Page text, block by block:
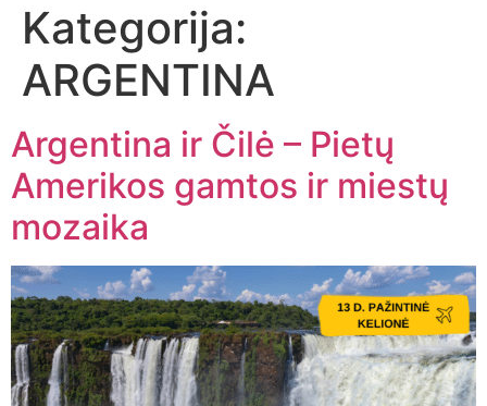
Kategorija:
ARGENTINA
Argentina ir Čilė – Pietų
Amerikos gamtos ir miestų
mozaika